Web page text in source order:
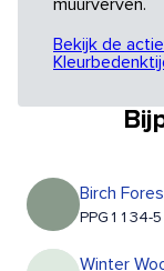
muurverven.
Bekijk de
Birch
PPG1134-5
Winter